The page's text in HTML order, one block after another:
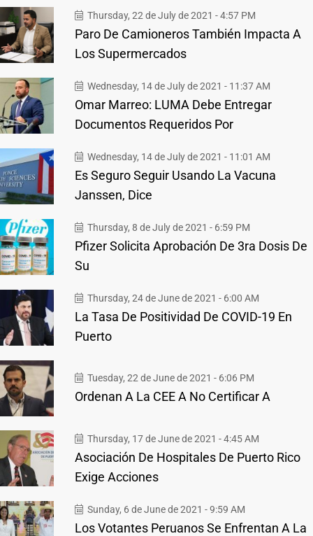
Thursday, 22 de July de 2021 - 4:57 PM
Paro De Camioneros También Impacta A
Los Supermercados
Wednesday, 14 de July de 2021 - 11:37 AM
Omar Marreo: LUMA Debe Entregar
Documentos Requeridos Por
Wednesday, 14 de July de 2021 - 11:01 AM
Es Seguro Seguir Usando La Vacuna
Janssen, Dice
Thursday, 8 de July de 2021 - 6:59 PM
Pfizer Solicita Aprobación De 3ra Dosis De
Su
Thursday, 24 de June de 2021 - 6:00 AM
La Tasa De Positividad De COVID-19 En
Puerto
Tuesday, 22 de June de 2021 - 6:06 PM
Ordenan A La CEE A No Certificar A
Thursday, 17 de June de 2021 - 4:45 AM
Asociación De Hospitales De Puerto Rico
Exige Acciones
Sunday, 6 de June de 2021 - 9:59 AM
Los Votantes Peruanos Se Enfrentan A La